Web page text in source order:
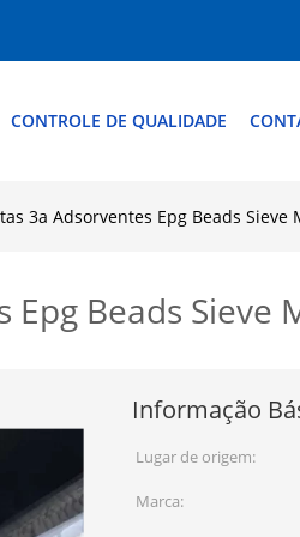
CONTROLE DE QUALIDADE
3a Adsorventes Epg Beads Sieve
Epg Beads Sieve
Informação
Lugar de origem:
Marca: